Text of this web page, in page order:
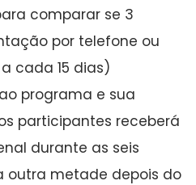
comparar se 3
por telefone ou
cada 15 dias)
programa e sua
participantes receberá
durante as seis
outra metade depois do